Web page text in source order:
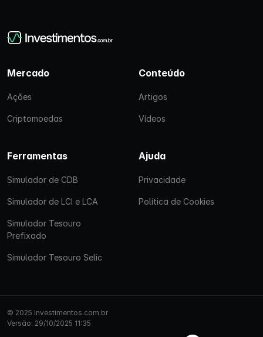
Mercado
Ações
Criptomoedas
Conteúdo
Artigos
Vídeos
Ferramentas
Simulador de CDB
Simulador de LCI e LCA
Simulador Tesouro
Prefixado
Simulador Tesouro Selic
Ajuda
Privacidade
Política de Cookies
© 2025 Investimentos.com.br
Versão: 29/10/2025 11:35